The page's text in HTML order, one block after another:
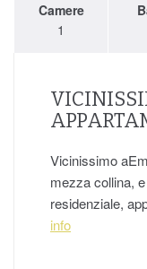
Camere
1
Vicinissimo
mezza collina,
residenziale,
info